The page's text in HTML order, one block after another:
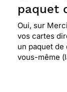
paquet
Oui, sur
vos cartes
un paquet
vous-même